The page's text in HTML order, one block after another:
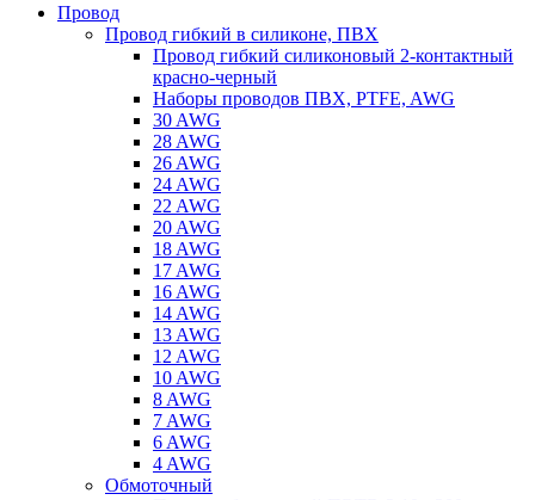
Провод
Провод гибкий в силиконе, ПВХ
Провод гибкий силиконовый 2-контактный
красно-черный
Наборы проводов ПВХ, PTFE, AWG
30 AWG
28 AWG
26 AWG
24 AWG
22 AWG
20 AWG
18 AWG
17 AWG
16 AWG
14 AWG
13 AWG
12 AWG
10 AWG
8 AWG
7 AWG
6 AWG
4 AWG
Обмоточный